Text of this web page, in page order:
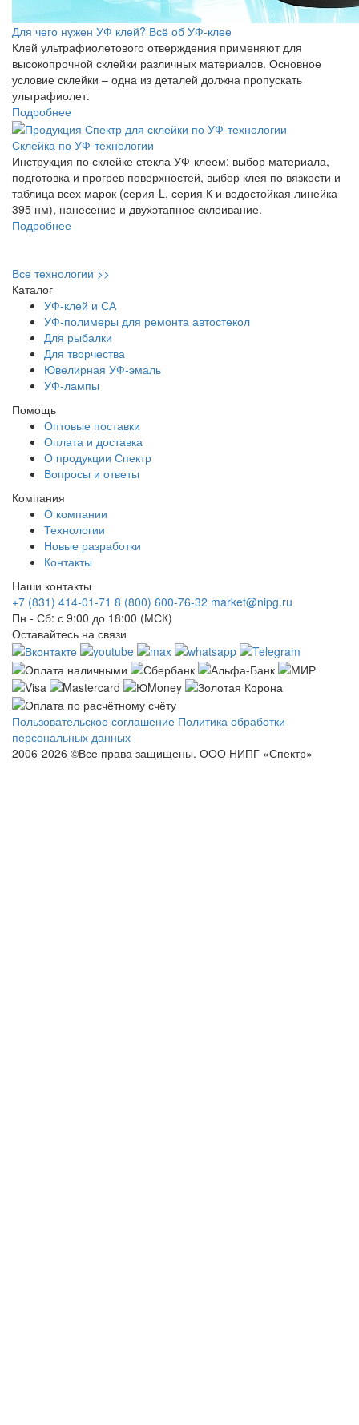
Для чего нужен УФ клей? Всё об УФ-клее
Клей ультрафиолетового отверждения применяют для
высокопрочной склейки различных материалов. Основное
условие склейки – одна из деталей должна пропускать
ультрафиолет.
Подробнее
Склейка по УФ-технологии
Инструкция по склейке стекла УФ-клеем: выбор материала,
подготовка и прогрев поверхностей, выбор клея по вязкости и
таблица всех марок (серия-L, серия К и водостойкая линейка
395 нм), нанесение и двухэтапное склеивание.
Подробнее
Все технологии >>
Каталог
УФ-клей и СА
УФ-полимеры для ремонта автостекол
Для рыбалки
Для творчества
Ювелирная УФ-эмаль
УФ-лампы
Помощь
Оптовые поставки
Оплата и доставка
О продукции Спектр
Вопросы и ответы
Компания
О компании
Технологии
Новые разработки
Контакты
Наши контакты
+7 (831) 414-01-71 8 (800) 600-76-32 market@nipg.ru
Пн - Сб: с 9:00 до 18:00 (МСК)
Оставайтесь на связи
Пользовательское соглашение Политика обработки
персональных данных
2006-2026 ©Все права защищены. ООО НИПГ «Спектр»